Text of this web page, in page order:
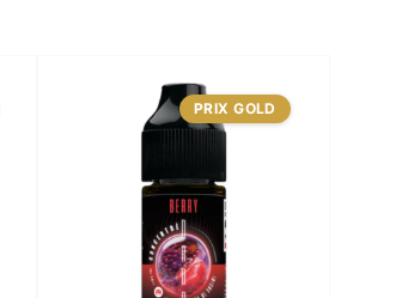
PRIX GOLD